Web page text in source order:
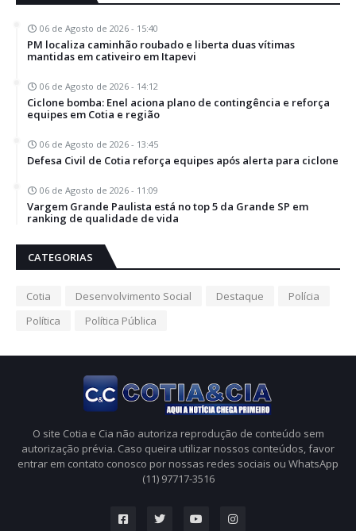
06 de Agosto de 2026 - 15:40
PM localiza caminhão roubado e liberta duas vítimas
mantidas em cativeiro em Itapevi
06 de Agosto de 2026 - 14:12
Ciclone bomba: Enel aciona plano de contingência e reforça
equipes em Cotia e região
06 de Agosto de 2026 - 13:45
Defesa Civil de Cotia reforça equipes após alerta para ciclone
06 de Agosto de 2026 - 11:09
Vargem Grande Paulista está no top 5 da Grande SP em
ranking de qualidade de vida
CATEGORIAS
Cotia Desenvolvimento Social Destaque
Polícia
Política
Política Pública
O site Cotia e Cia não autoriza reprodução de conteúdo sem
autorização prévia. Caso queira utilizar nossos conteúdos, favor
entrar em contato conosco por nossas redes sociais ou WhatsApp
(11) 97717-3516